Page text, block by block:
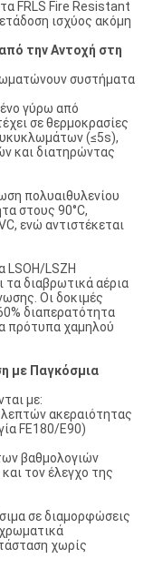
​​FRLS Fire Resistant
ισχύος ακόμη
την Αντοχή στη
συστήματα
γύρω από
σε θερμοκρασίες
(≤5s),
και διατηρώντας
πολυαιθυλενίου
στους 90°C​​,
ενώ αντιστέκεται
LSOH/LSZH
τα διαβρωτικά αέρια
Οι δοκιμές
διαπερατότητα
πρότυπα χαμηλού
με Παγκόσμια
με:
λεπτών ακεραιότητας
FE180/E90)
βαθμολογιών
τον έλεγχο της
σε διαμορφώσεις
χωρίς